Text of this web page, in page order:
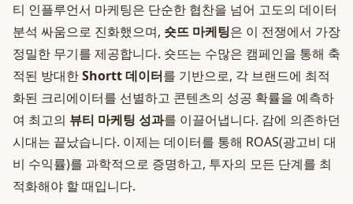
티 인플루언서 마케팅은 단순한 협찬을 넘어 고도의 데이터
분석 싸움으로 진화했으며, 숏뜨 마케팅은 이 전쟁에서 가장
정밀한 무기를 제공합니다. 숏뜨는 수많은 캠페인을 통해 축
적된 방대한Shortt 데이터를 기반으로, 각 브랜드에 최적
화된 크리에이터를 선별하고 콘텐츠의 성공 확률을 예측하
여 최고의 뷰티 마케팅 성과를 이끌어냅니다. 감에 의존하던
시대는 끝났습니다. 이제는 데이터를 통해 ROAS(광고비 대
비 수익률)를 과학적으로 증명하고, 투자의 모든 단계를 최
적화해야 할 때입니다.